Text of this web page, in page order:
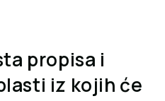
propisa i
iz kojih će